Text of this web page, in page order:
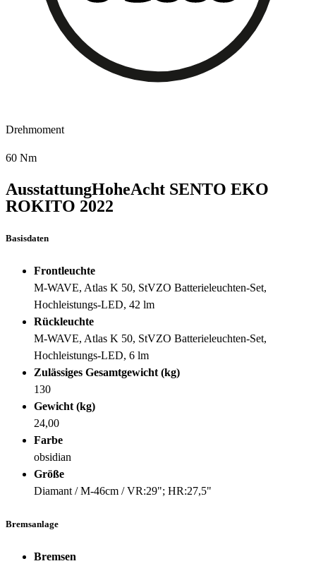
Drehmoment
60 Nm
AusstattungHoheAcht SENTO EKO
ROKITO 2022
Basisdaten
Frontleuchte
M-WAVE, Atlas K 50, StVZO Batterieleuchten-Set,
Hochleistungs-LED, 42 lm
Rückleuchte
M-WAVE, Atlas K 50, StVZO Batterieleuchten-Set,
Hochleistungs-LED, 6 lm
Zulässiges Gesamtgewicht (kg)
130
Gewicht (kg)
24,00
Farbe
obsidian
Größe
Diamant / M-46cm / VR:29"; HR:27,5"
Bremsanlage
Bremsen